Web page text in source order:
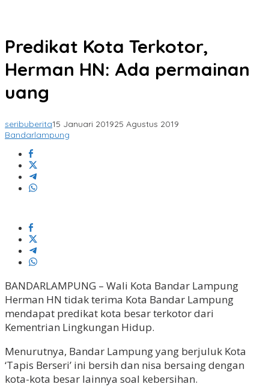
Predikat Kota Terkotor,
Herman HN: Ada permainan
uang
seribuberita15 Januari 201925 Agustus 2019
Bandarlampung
BANDARLAMPUNG – Wali Kota Bandar Lampung
Herman HN tidak terima Kota Bandar Lampung
mendapat predikat kota besar terkotor dari
Kementrian Lingkungan Hidup.
Menurutnya, Bandar Lampung yang berjuluk Kota
‘Tapis Berseri’ ini bersih dan nisa bersaing dengan
kota-kota besar lainnya soal kebersihan.